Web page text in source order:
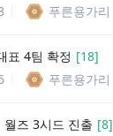
푸른용가리
표 4팀 확정 [18]
푸른용가리
월즈 3시드 진출 [8]